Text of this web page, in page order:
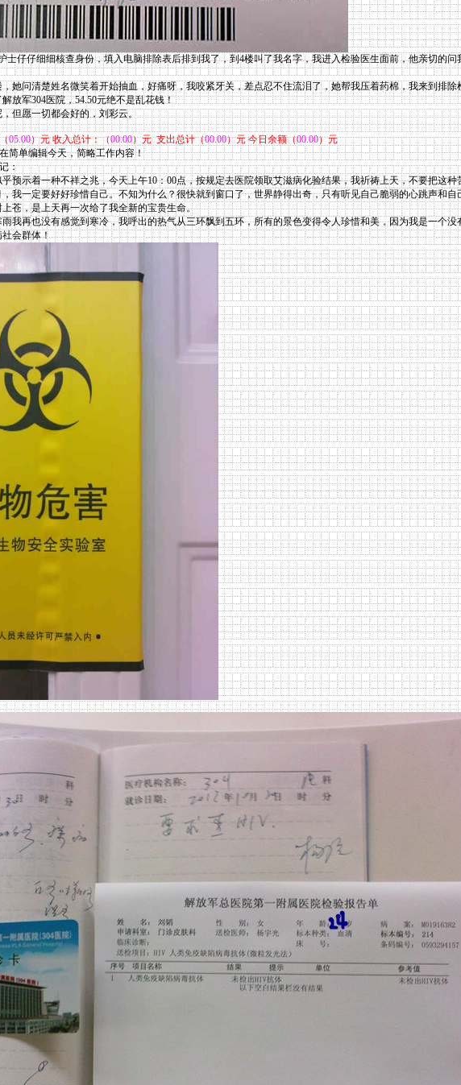
仔仔细细核查身份，填入电脑排除表后排到我了，到4楼叫了我名字，我进入检验医生面前，他亲切的
她问清楚姓名微笑着开始抽血，好痛呀，我咬紧牙关，差点忍不住流泪了，她帮我压着药棉，我来到排
放军304医院，54.50元绝不是乱花钱！
但愿一切都会好的，刘彩云。
05.00）元 收入总计：（00.00）元 支出总计（00.00）元 今日余额（00.00）元
简单编辑今天，简略工作内容！
：
示着一种不祥之兆，今天上午10：00点，按规定去医院领取艾滋病化验结果，我祈祷上天，不要把这
我一定要好好珍惜自己。不知为什么？很快就到窗口了，世界静得出奇，只有听见自己脆弱的心跳声和
苍，是上天再一次给了我全新的宝贵生命。
我再也没有感觉到寒冷，我呼出的热气从三环飘到五环，所有的景色变得令人珍惜和美，因为我是一个
会群体！